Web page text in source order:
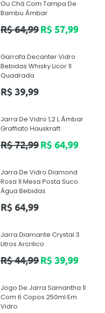
Ou Chá Com Tampa De
Bambu Âmbar
Preço
normal
R$ 64,99R$ 57,99
Garrafa Decanter Vidro
Bebidas Whisky Licor 1l
Quadrada
Preço
normal
R$ 39,99
Jarra De Vidro 1,2 L Âmbar
Graffiato Hauskraft
Preço
normal
R$ 72,99R$ 64,99
Jarra De Vidro Diamond
Rosa 1l Mesa Posta Suco
Água Bebidas
Preço
normal
R$ 64,99
Jarra Diamante Crystal 3
Litros Arcrilico
Preço
normal
R$ 44,99R$ 39,99
Jogo De Jarra Samantha 1l
Com 6 Copos 250ml Em
Vidro